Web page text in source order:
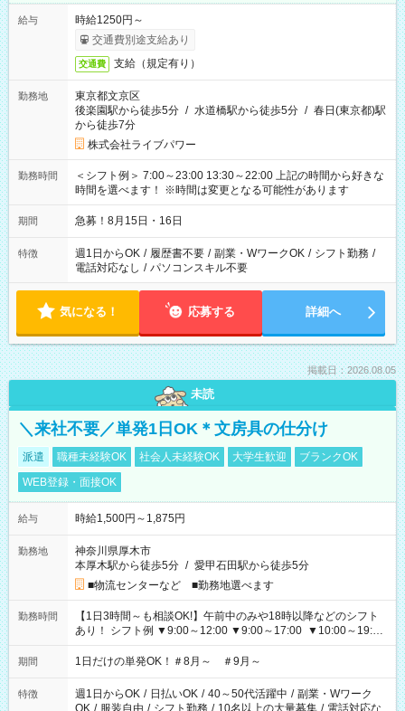
給与
時給1250円～
交通費別途支給あり
交通費 支給（規定有り）
勤務地
東京都文京区
後楽園駅から徒歩5分 / 水道橋駅から徒歩5分 / 春日(東京都)駅
から徒歩7分
株式会社ライブパワー
勤務時間
＜シフト例＞ 7:00～23:00 13:30～22:00 上記の時間から好きな
時間を選べます！ ※時間は変更となる可能性があります
期間 急募！8月15日・16日
特徴 週1日からOK / 履歴書不要 / 副業・WワークOK / シフト勤務 /
電話対応なし / パソコンスキル不要
気になる！ 応募する 詳細へ
掲載日：2026.08.05
未読
＼来社不要／単発1日OK＊文房具の仕分け
派遣 職種未経験OK 社会人未経験OK 大学生歓迎
ブランクOK
WEB登録・面接OK
給与 時給1,500円～1,875円
勤務地
神奈川県厚木市
本厚木駅から徒歩5分 / 愛甲石田駅から徒歩5分
■物流センターなど ■勤務地選べます
勤務時間
【1日3時間～も相談OK!】午前中のみや18時以降などのシフト
あり！ シフト例 ▼9:00～12:00 ▼9:00～17:00 ▼10:00～19:00
▼18:00～21:00
期間 1日だけの単発OK！＃8月～ ＃9月～
特徴 週1日からOK / 日払いOK / 40～50代活躍中 / 副業・Wワーク
OK / 服装自由 / シフト勤務 / 10名以上の大量募集 / 電話対応な